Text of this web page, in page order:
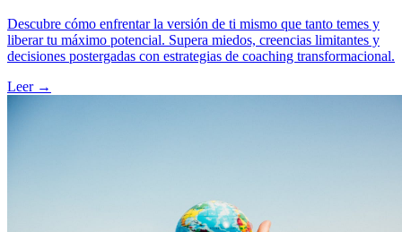
Descubre cómo enfrentar la versión de ti mismo que tanto temes y
liberar tu máximo potencial. Supera miedos, creencias limitantes y
decisiones postergadas con estrategias de coaching transformacional.
Leer →